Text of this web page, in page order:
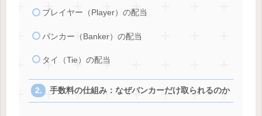
プレイヤー（Player）の配当
バンカー（Banker）の配当
タイ（Tie）の配当
手数料の仕組み：なぜバンカーだけ取られるのか